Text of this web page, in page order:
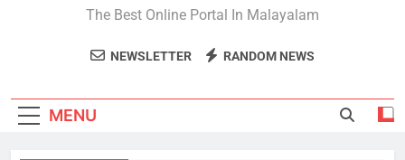
The Best Online Portal In Malayalam
NEWSLETTER RANDOM NEWS
MENU